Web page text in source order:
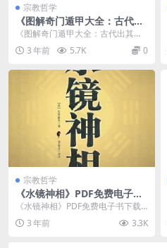
宗教哲学
《图解奇门遁甲大全：古代出
奇制胜的最高谋略》PDF免费
《图解奇门遁甲大全：古代出其不
意的最高策略》PDF免费下载介绍
内容简介 《...
3 年前 5.7K 0
宗教哲学
《水镜神相》PDF免费电子书
下载
《水镜神相》PDF免费电子书下载
介绍 内容简介 《水镜神相》是
历代相术精华的...
3 年前 3.3K